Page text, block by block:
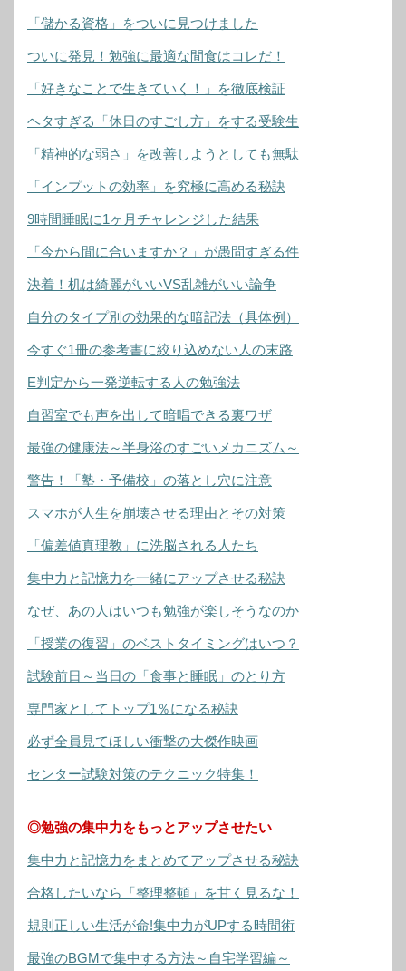
「儲かる資格」をついに見つけました
ついに発見！勉強に最適な間食はコレだ！
「好きなことで生きていく！」を徹底検証
ヘタすぎる「休日のすごし方」をする受験生
「精神的な弱さ」を改善しようとしても無駄
「インプットの効率」を究極に高める秘訣
9時間睡眠に1ヶ月チャレンジした結果
「今から間に合いますか？」が愚問すぎる件
決着！机は綺麗がいいVS乱雑がいい論争
自分のタイプ別の効果的な暗記法（具体例）
今すぐ1冊の参考書に絞り込めない人の末路
E判定から一発逆転する人の勉強法
自習室でも声を出して暗唱できる裏ワザ
最強の健康法～半身浴のすごいメカニズム～
警告！「塾・予備校」の落とし穴に注意
スマホが人生を崩壊させる理由とその対策
「偏差値真理教」に洗脳される人たち
集中力と記憶力を一緒にアップさせる秘訣
なぜ、あの人はいつも勉強が楽しそうなのか
「授業の復習」のベストタイミングはいつ？
試験前日～当日の「食事と睡眠」のとり方
専門家としてトップ1％になる秘訣
必ず全員見てほしい衝撃の大傑作映画
センター試験対策のテクニック特集！
◎勉強の集中力をもっとアップさせたい
集中力と記憶力をまとめてアップさせる秘訣
合格したいなら「整理整頓」を甘く見るな！
規則正しい生活が命!集中力がUPする時間術
最強のBGMで集中する方法～自宅学習編～